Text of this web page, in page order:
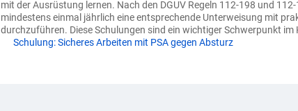
mit der Ausrüstung lernen. Nach den DGUV Regeln 112-198 und
mindestens einmal jährlich eine entsprechende Unterweisung mit
durchzuführen. Diese Schulungen sind ein wichtiger Schwerpunkt
Schulung: Sicheres Arbeiten mit PSA gegen Absturz